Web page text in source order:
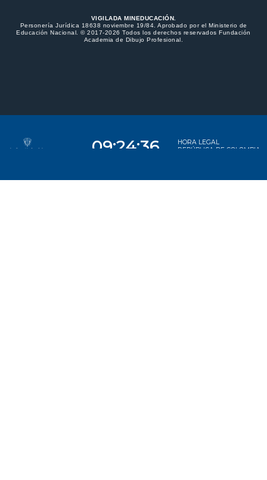
VIGILADA MINEDUCACIÓN.
Personería Jurídica 18638 noviembre 19/84. Aprobado por el Ministerio de
Educación Nacional. © 2017-2026 Todos los derechos reservados Fundación
Academia de Dibujo Profesional.